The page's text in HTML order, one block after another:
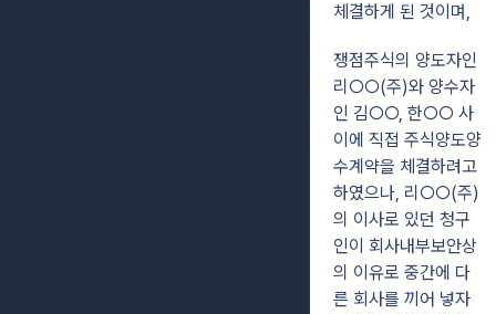
체결하게 된 것이며,
쟁점주식의 양도자인
리○○(주)와 양수자
인 김○○, 한○○ 사
이에 직접 주식양도양
수계약을 체결하려고
하였으나, 리○○(주)
의 이사로 있던 청구
인이 회사내부보안상
의 이유로 중간에 다
른 회사를 끼어 넣자